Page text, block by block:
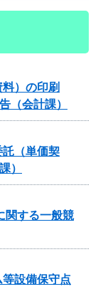
）の印刷
（会計課）
託（単価契
）
関する一般競
設備保守点